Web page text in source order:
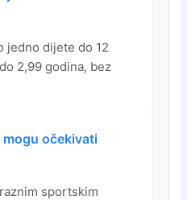
jedno dijete do 12
2,99 godina, bez
očekivati
sportskim